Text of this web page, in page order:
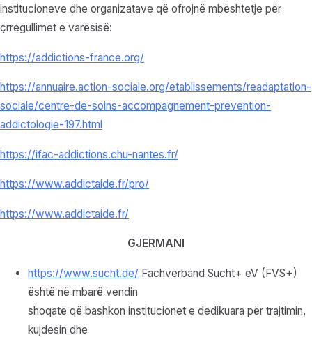
institucioneve dhe organizatave që ofrojnë mbështetje për
çrregullimet e varësisë:
https://addictions-france.org/
https://annuaire.action-sociale.org/etablissements/readaptation-
sociale/centre-de-soins-accompagnement-prevention-
addictologie-197.html
https://ifac-addictions.chu-nantes.fr/
https://www.addictaide.fr/pro/
https://www.addictaide.fr/
GJERMANI
https://www.sucht.de/ Fachverband Sucht+ eV (FVS+)
është në mbarë vendin
shoqatë që bashkon institucionet e dedikuara për trajtimin,
kujdesin dhe